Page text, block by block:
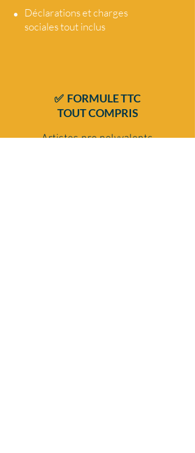
• Déclarations et charges
sociales toutinclus
✅ FORMULE TTC
TOUT COMPRIS
Artistes pro polyvalents